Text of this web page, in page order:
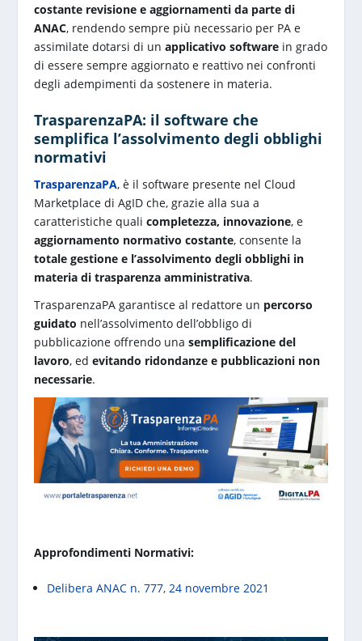
costante revisione e aggiornamenti da parte di
ANAC, rendendo sempre più necessario per PA e
assimilate dotarsi di unapplicativo software in grado
di essere sempre aggiornato e reattivo nei confronti
degli adempimenti da sostenere in materia.
TrasparenzaPA: il software che
semplifica l’assolvimento degli obblighi
normativi
TrasparenzaPA, è il software presente nel Cloud
Marketplace di AgID che, grazie alla sua a
caratteristiche qualicompletezza, innovazione, e
aggiornamento normativo costante, consente la
totale gestione e l’assolvimento degli obblighi in
materia di trasparenza amministrativa.
TrasparenzaPA garantisce al redattore un percorso
guidato nell’assolvimento dell’obbligo di
pubblicazione offrendo unasemplificazione del
lavoro, edevitando ridondanze e pubblicazioni non
necessarie.
Approfondimenti Normativi:
Delibera ANAC n. 777, 24 novembre 2021